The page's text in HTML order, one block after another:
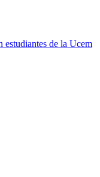
estudiantes de la Ucem